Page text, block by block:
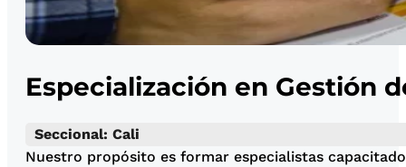
Especialización en Gestión
Seccional: Cali
Nuestro propósito es formar especialistas